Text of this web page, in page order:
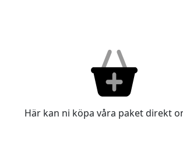
Här kan ni köpa våra paket direkt